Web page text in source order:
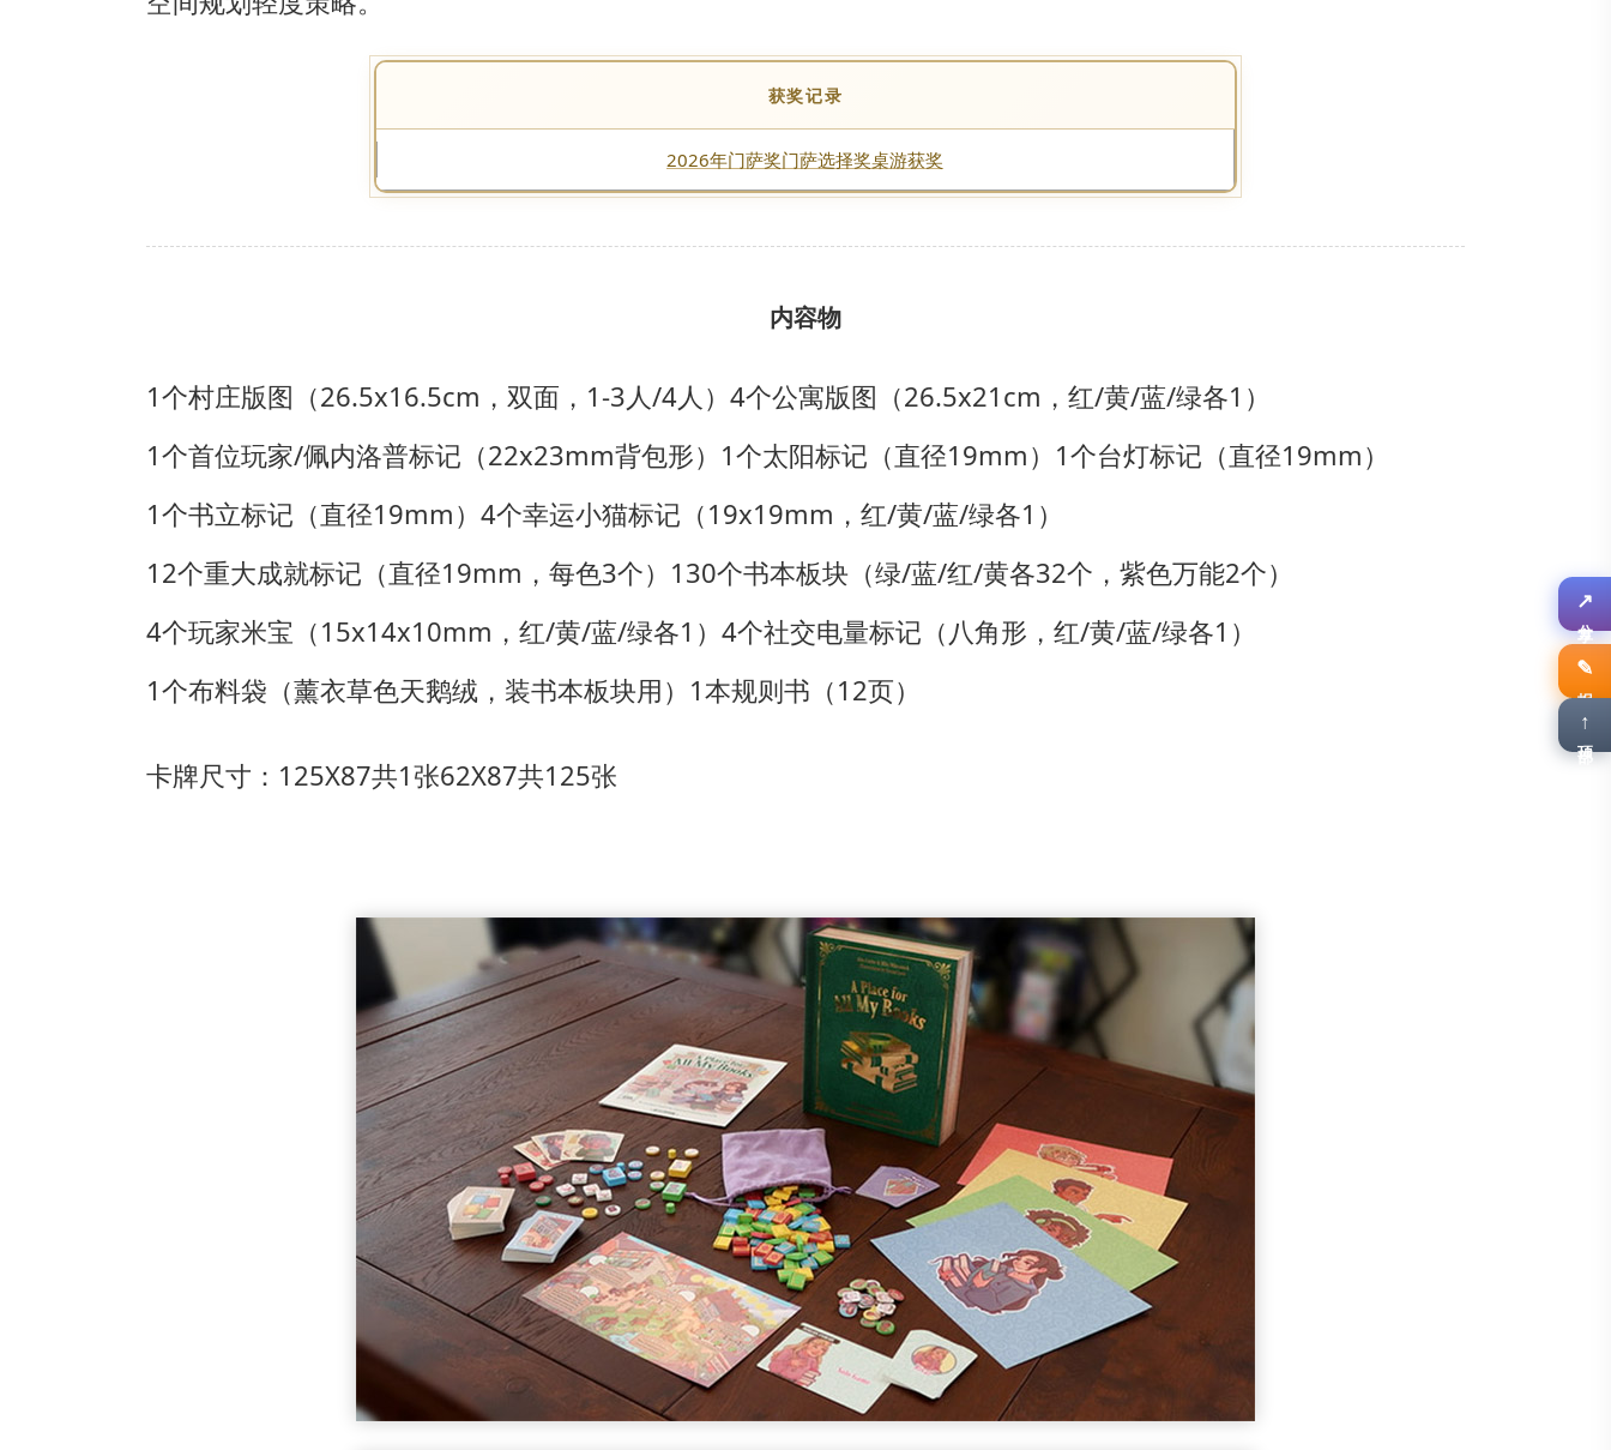
获奖记录
2026年门萨奖门萨选择奖桌游获奖
内容物
1个村庄版图（26.5x16.5cm，双面，1-3人/4人） 4个公寓版图（26.5x21cm，红/黄/蓝/绿各1）
1个首位玩家/佩内洛普标记（22x23mm背包形） 1个太阳标记（直径19mm） 1个台灯标记（直径19mm）
1个书立标记（直径19mm） 4个幸运小猫标记（19x19mm，红/黄/蓝/绿各1）
12个重大成就标记（直径19mm，每色3个） 130个书本板块（绿/蓝/红/黄各32个，紫色万能2个）
4个玩家米宝（15x14x10mm，红/黄/蓝/绿各1） 4个社交电量标记（八角形，红/黄/蓝/绿各1）
1个布料袋（薰衣草色天鹅绒，装书本板块用） 1本规则书（12页）
卡牌尺寸：125X87共1张62X87共125张
↗
✎
↑